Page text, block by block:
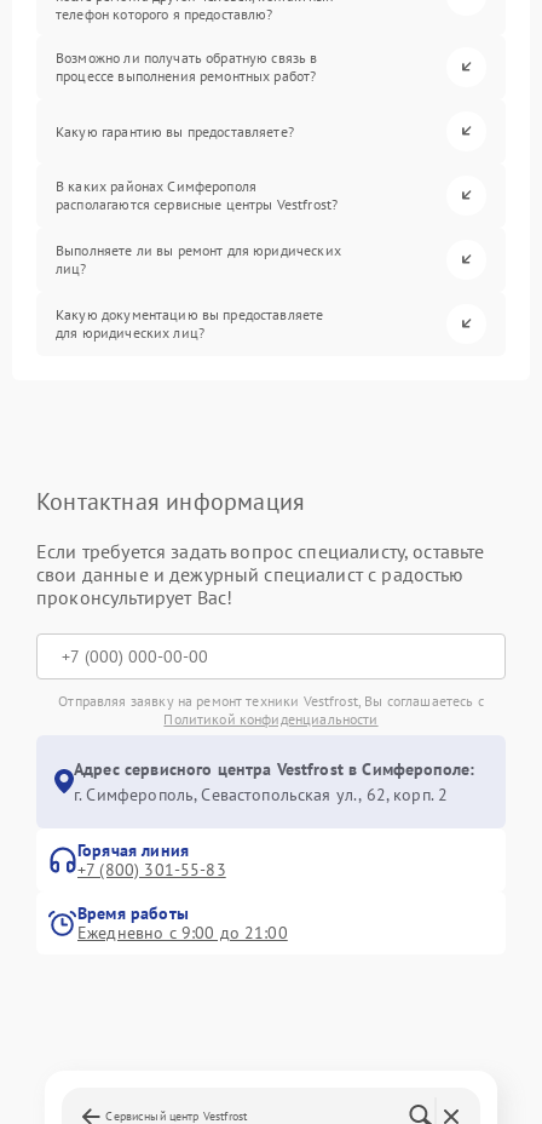
телефон которого я предоставлю?
Возможно ли получать обратную связь в
процессе выполнения ремонтных работ?
Какую гарантию вы предоставляете?
В каких районах Симферополя
располагаются сервисные центры Vestfrost?
Выполняете ли вы ремонт для юридических
лиц?
Какую документацию вы предоставляете
для юридических лиц?
Контактная информация
Если требуется задать вопрос специалисту, оставьте
свои данные и дежурный специалист с радостью
проконсультирует Вас!
Отправляя заявку на ремонт техники Vestfrost, Вы соглашаетесь с
Политикой конфиденциальности
Адрес сервисного центра Vestfrost в Симферополе:
г. Симферополь, Севастопольская ул., 62, корп. 2
Горячая линия
+7 (800) 301-55-83
Время работы
Ежедневно с 9:00 до 21:00
Сервисный центр Vestfrost